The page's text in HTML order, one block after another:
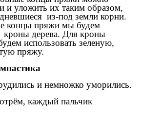
и уложить их таким образом,
из-под земли корни.
концы пряжи мы будем
кроны дерева. Для кроны
использовать зеленую,
пряжу.
и немножко уморились.
каждый пальчик